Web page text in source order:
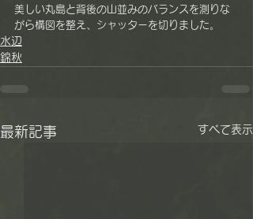
美しい丸島と背後の山並みのバランスを測りな
がら構図を整え、シャッターを切りました。
水辺
錦秋
最新記事 すべて表示